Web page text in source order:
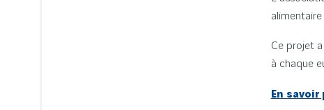
Ce projet
à chaque
En